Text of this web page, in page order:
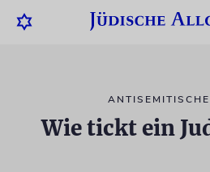
Wie tickt ein